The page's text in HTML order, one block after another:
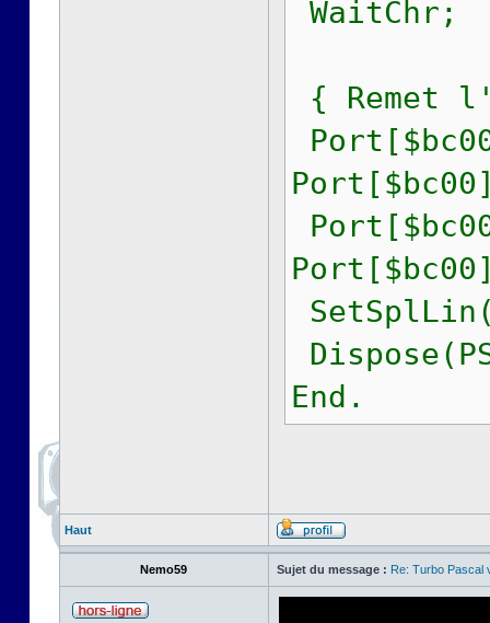
WaitChr;
{ Remet
End.
Haut
Nemo59 Sujet du message : Re: Turbo Pascal